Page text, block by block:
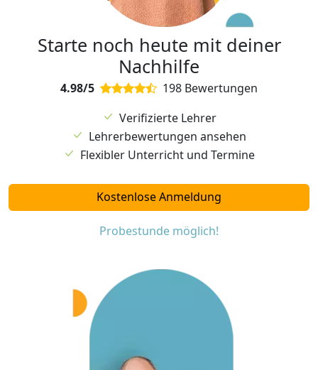
Starte noch heute mit deiner
Nachhilfe
4.98/5
198 Bewertungen
Verifizierte Lehrer
Lehrerbewertungen ansehen
Flexibler Unterricht und Termine
Kostenlose Anmeldung
Probestunde möglich!